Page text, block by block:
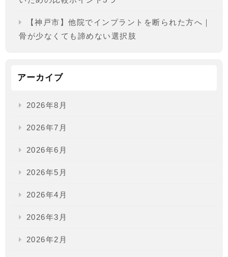
【神戸市】他院でインプラントを断られた方へ｜
骨が少なくても諦めない選択肢
アーカイブ
2026年8月
2026年7月
2026年6月
2026年5月
2026年4月
2026年3月
2026年2月